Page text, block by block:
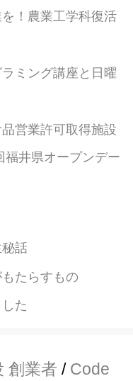
！農業工学科復活
ミング講座と日曜
営業許可取得施設
福井県オープンデー
話
たらすもの
た
創業者 / Code